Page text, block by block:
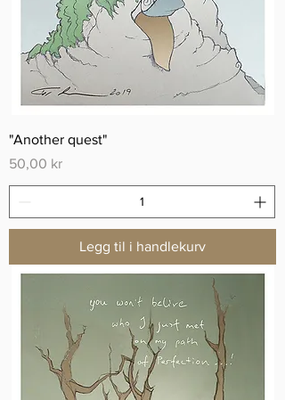
"Another quest"
Pris
50,00 kr
Legg til i handlekurv